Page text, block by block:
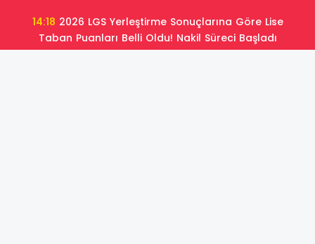
14:18
Taban Puanları Belli Oldu! Nakil Süreci Başladı